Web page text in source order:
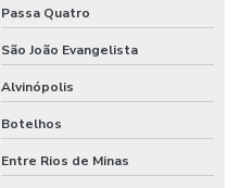
Passa Quatro
São João Evangelista
Alvinópolis
Botelhos
Entre Rios de Minas